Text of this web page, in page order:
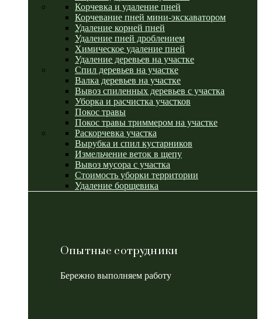
Корчевка и удаление пней
Корчевание пней мини-экскаватором
Удаление корней пней
Удаление пней дроблением
Химическое удаление пней
Удаление деревьев на участке
Спил деревьев на участке
Валка деревьев на участке
Вывоз спиленных деревьев с участка
Уборка и расчистка участков
Покос травы
Покос травы триммером на участке
Раскорчевка участка
Вырубка и спил кустарников
Измельчение веток в щепу
Вывоз мусора с участка
Стоимость уборки территории
Удаление борщевика
Опытные сотрудники
Бережно выполняем работу